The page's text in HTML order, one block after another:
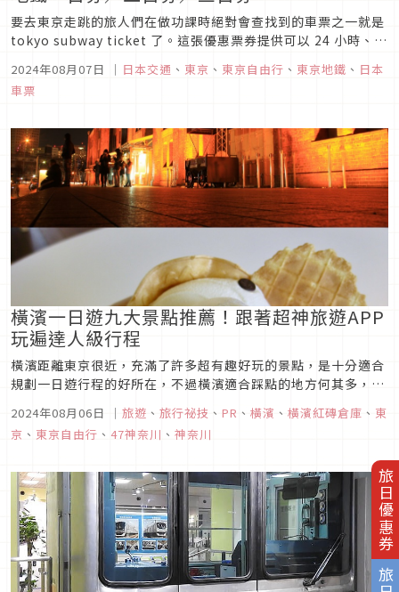
旅日優惠券
要去東京走跳的旅人們在做功課時絕對會查找到的車票之一就是
tokyo subway ticket 了。這張優惠票券提供可以 24 小時、
Metro 地鐵及都營地鐵），如果你的居住地點及活動地點皆在東
京 Metro 地鐵及都營地鐵可及的...
2024年08月07日 ｜ 日本交通 、 東京 、 東京自由行 、 東京地鐵 、 日本
車票
橫濱一日遊九大景點推薦！跟著超神旅遊APP
玩遍達人級行程
橫濱距離東京很近，充滿了許多超有趣好玩的景點，是十分適合
規劃一日遊行程的好所在，不過橫濱適合踩點的地方何其多，要
旅人」用人氣旅遊規劃APP【去趣】帶大家玩出充實的行程，留
下浪漫歡樂回憶！（行程表也不藏私大公開，讓大家照著抄
2024年08月06日 ｜ 旅遊 、 旅行祕技 、 PR 、 橫濱 、 橫濱紅磚倉庫 、 東
京 、 東京自由行 、 47神奈川 、 神奈川